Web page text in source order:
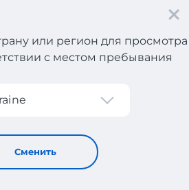
или регион для просмотра
с местом пребывания
Сменить
онлайн-магазинах США!